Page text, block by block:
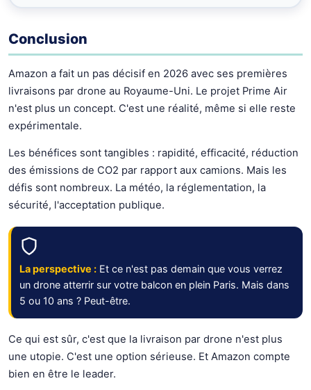
Conclusion
Amazon a fait un pas décisif en 2026 avec ses premières
livraisons par drone au Royaume-Uni. Le projet Prime Air
n'est plus un concept. C'est une réalité, même si elle reste
expérimentale.
Les bénéfices sont tangibles : rapidité, efficacité, réduction
des émissions de CO2 par rapport aux camions. Mais les
défis sont nombreux. La météo, la réglementation, la
sécurité, l'acceptation publique.
La perspective : Et ce n'est pas demain que vous verrez
un drone atterrir sur votre balcon en plein Paris. Mais dans
5 ou 10 ans ? Peut-être.
Ce qui est sûr, c'est que la livraison par drone n'est plus
une utopie. C'est une option sérieuse. Et Amazon compte
bien en être le leader.